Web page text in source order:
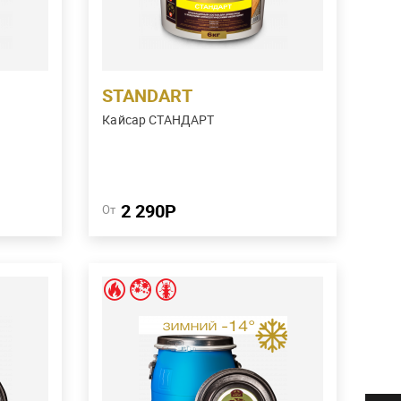
STANDART
Кайсар СТАНДАРТ
От 2 290Р
Биозащита150 г/м2
Придает древесине янтарный
оттенок. Огнебиозащитный состав
ECO зимний
1 группа огнезащиты300 г/м2
2 группа огнезащиты200 г/м2
Биозащита 200 г/м 2
Огнебиозащитный состав для